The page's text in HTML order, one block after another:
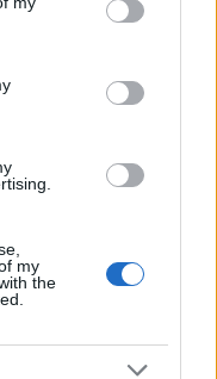
third-party tags to
in below Google
my
the
mesél –
található
valamint a közeli
híd és szobor is.